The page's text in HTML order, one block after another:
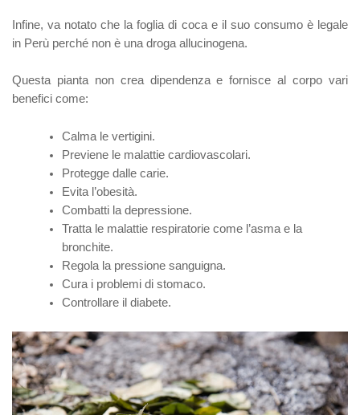
Infine, va notato che la foglia di coca e il suo consumo è legale
in Perù perché non è una droga allucinogena.
Questa pianta non crea dipendenza e fornisce al corpo vari
benefici come:
Calma le vertigini.
Previene le malattie cardiovascolari.
Protegge dalle carie.
Evita l’obesità.
Combatti la depressione.
Tratta le malattie respiratorie come l’asma e la
bronchite.
Regola la pressione sanguigna.
Cura i problemi di stomaco.
Controllare il diabete.